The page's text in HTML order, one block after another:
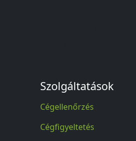
Szolgáltatások
Cégellenőrzés
Cégfigyeltetés